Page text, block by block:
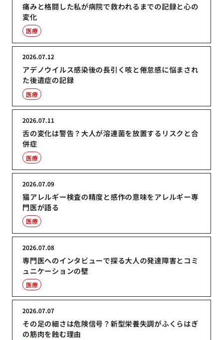
痛みと格闘した私が病院で救われるまでの記録と心の
変化
医療
アデノウイルス感染後の長引く咳と倦怠感に悩まされ
た後遺症の記録
2026.07.12
医療
舌の変化は警告？大人が溶連菌を放置するリスクと合
併症
2026.07.11
医療
猫アレルギー検査の精度と感作の意味をアレルギー専
門医が語る
2026.07.09
医療
専門医へのインタビューで探る大人の発達障害とコミ
ュニケーションの壁
2026.07.08
医療
その足の細さは危険信号？新型栄養失調がふくらはぎ
の筋肉を蝕む理由
2026.07.07